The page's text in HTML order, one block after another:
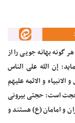
بهانه جویی را از
إن الله علی الناس
و الائمه علیهم
حجت است: حجتی بیرونی
و امامان (ع) هستند و